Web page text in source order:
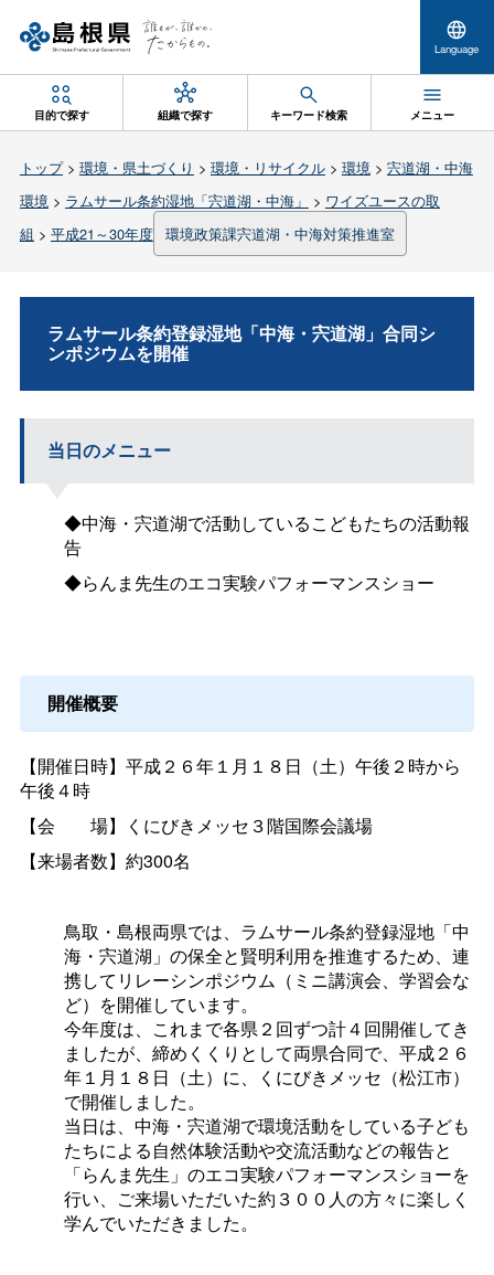
Language
目的で探す 組織で探す キーワード検索 メニュー
トップ> 環境・県土づくり > 環境・リサイクル> 環境> 宍道湖・中海
環境> ラムサール条約湿地「宍道湖・中海」 > ワイズユースの取
組 > 平成21～30年度 環境政策課宍道湖・中海対策推進室
ラムサール条約登録湿地「中海・宍道湖」合同シ
ンポジウムを開催
当日のメニュー
◆中海・宍道湖で活動しているこどもたちの活動報
告
◆らんま先生のエコ実験パフォーマンスショー
開催概要
【開催日時】平成２６年１月１８日（土）午後２時から
午後４時
【会
場】くにびきメッセ３階国際会議場
【来場者数】約300名
鳥取・島根両県では、ラムサール条約登録湿地「中
海・宍道湖」の保全と賢明利用を推進するため、連
携してリレーシンポジウム（ミニ講演会、学習会な
ど）を開催しています。
今年度は、これまで各県２回ずつ計４回開催してき
ましたが、締めくくりとして両県合同で、平成２６
年１月１８日（土）に、くにびきメッセ（松江市）
で開催しました。
当日は、中海・宍道湖で環境活動をしている子ども
たちによる自然体験活動や交流活動などの報告と
「らんま先生」のエコ実験パフォーマンスショーを
行い、ご来場いただいた約３００人の方々に楽しく
学んでいただきました。